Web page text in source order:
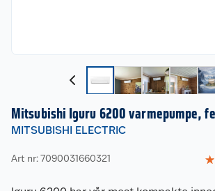
Mitsubishi Iguru 6200 varmepumpe,
MITSUBISHI ELECTRIC
Art nr: 7090031660321 ☆